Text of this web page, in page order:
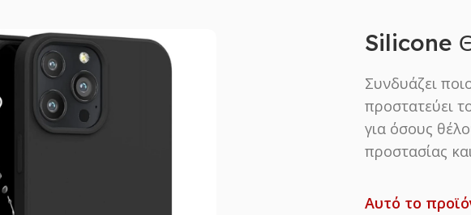
Silicone
Συνδυάζει
προστατεύει
για όσους
προστασίας
Αυτό το